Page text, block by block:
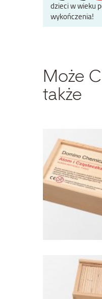
dzieci w wieku
wykończenia!
Może
także